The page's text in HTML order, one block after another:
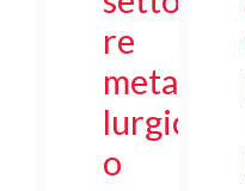
re
metal
lurgic
o